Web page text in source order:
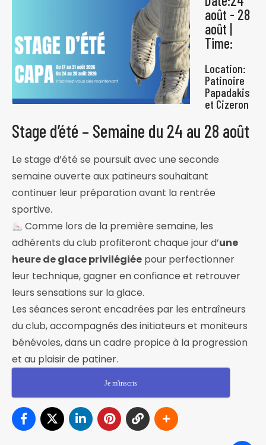
août - 28
août |
Time:
Location:
Patinoire
Papadakis
et Cizeron
Stage d’été – Semaine du 24 au 28 août
Le stage d’été se poursuit avec une seconde
semaine ouverte aux patineurs souhaitant
continuer leur préparation avant la rentrée
sportive.
Comme lors de la première semaine, les
adhérents du club profiteront chaque jour d’une
heure de glace privilégiée pour perfectionner
leur technique, gagner en confiance et retrouver
leurs sensations sur la glace.
Les séances seront encadrées par les entraîneurs
du club, accompagnés des initiateurs et moniteurs
bénévoles, dans un cadre propice à la progression
et au plaisir de patiner.
Je m'inscris